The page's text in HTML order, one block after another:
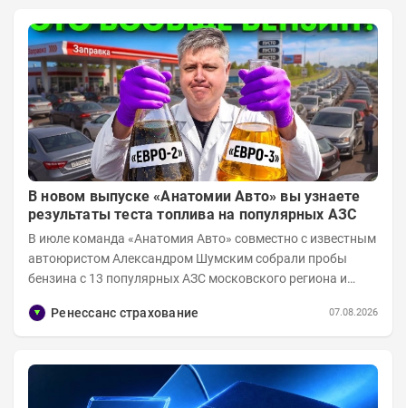
В новом выпуске «Анатомии Авто» вы узнаете
результаты теста топлива на популярных АЗС
В июле команда «Анатомия Авто» совместно с известным
автоюристом Александром Шумским собрали пробы
бензина с 13 популярных АЗС московского региона и
Ренессанс страхование
07.08.2026